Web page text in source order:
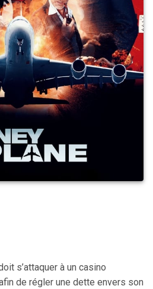
s’attaquer à un casino
de régler une dette envers son